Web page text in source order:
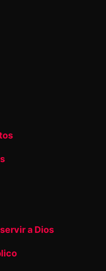
a Dios